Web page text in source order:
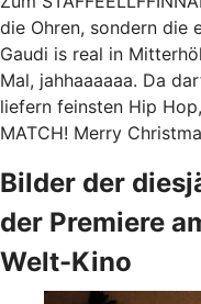
die Ohren, sondern die
Gaudi is real in
Mal, jahhaaaaaa. Da
liefern feinsten Hip
MATCH! Merry
Bilder der
der Premiere
Welt-Kino